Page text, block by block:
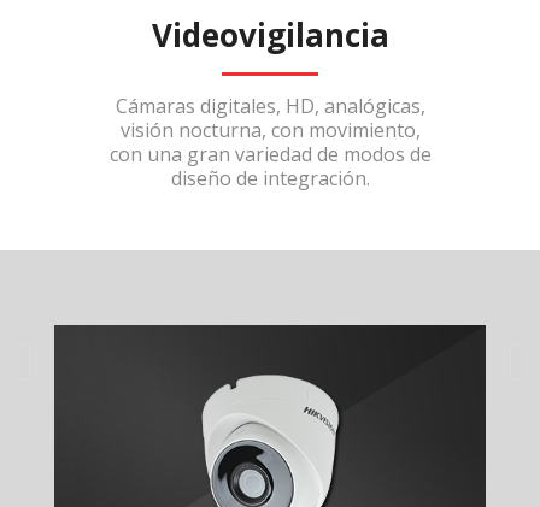
Videovigilancia
Cámaras digitales, HD, analógicas,
visión nocturna, con movimiento,
con una gran variedad de modos de
diseño de integración.